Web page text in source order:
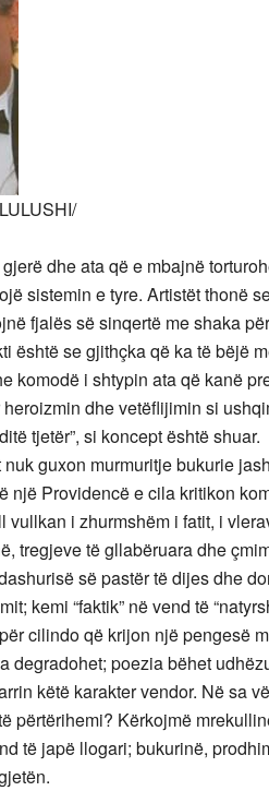
dhe ata që e mbajnë
sistemin e tyre. Artistët thonë
fjalës së sinqertë me shaka
është se gjithçka që ka të bëjë
komodë i shtypin ata që kanë
heroizmin dhe vetëflijimin si
tjetër”, si koncept është shuar.
guxon murmuritje bukurie
një Providencë e cila kritikon
vullkan i zhurmshëm i fatit, i
tregjeve të gllabëruara dhe
së pastër të dijes dhe
kemi “faktik” në vend të
cilindo që krijon një pengesë
degradohet; poezia bëhet
këtë karakter vendor. Në sa
përtërihemi? Kërkojmë
të japë llogari; bukurinë,